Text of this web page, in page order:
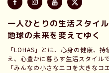
一人ひとりの生活スタイ
地球の未来を変えてゆく
「LOHAS」とは、心身の健康、
え、心豊かに暮らす生活スタイル
「みんなの小さなエコを大きな